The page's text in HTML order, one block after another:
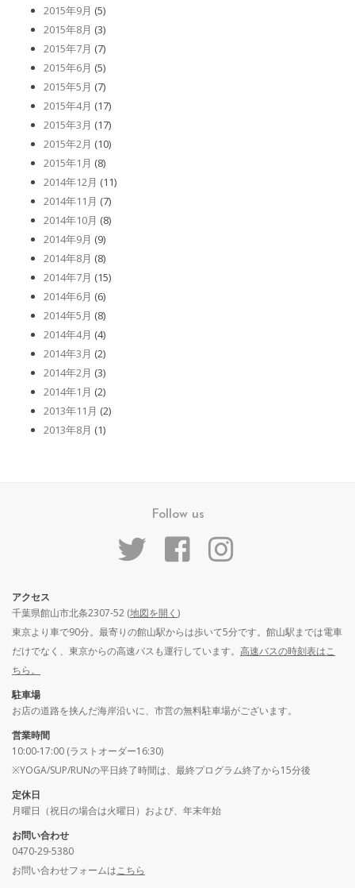
2015年9月 (5)
2015年8月 (3)
2015年7月 (7)
2015年6月 (5)
2015年5月 (7)
2015年4月 (17)
2015年3月 (17)
2015年2月 (10)
2015年1月 (8)
2014年12月 (11)
2014年11月 (7)
2014年10月 (8)
2014年9月 (9)
2014年8月 (8)
2014年7月 (15)
2014年6月 (6)
2014年5月 (8)
2014年4月 (4)
2014年3月 (2)
2014年2月 (3)
2014年1月 (2)
2013年11月 (2)
2013年8月 (1)
Follow us
アクセス
千葉県館山市北条2307-52 (地図を開く )
東京より車で90分。最寄りの館山駅からは歩いて5分です。館山駅までは電車
だけでなく、東京からの高速バスも運行しています。 高速バスの時刻表はこ
ちら。
駐車場
お店の道路を挟んだ海岸沿いに、市営の無料駐車場がございます。
営業時間
10:00-17:00 (ラストオーダー16:30)
※YOGA/SUP/RUNの平日終了時間は、最終プログラム終了から15分後
定休日
月曜日（祝日の場合は火曜日）および、年末年始
お問い合わせ
0470-29-5380
お問い合わせフォームはこちら